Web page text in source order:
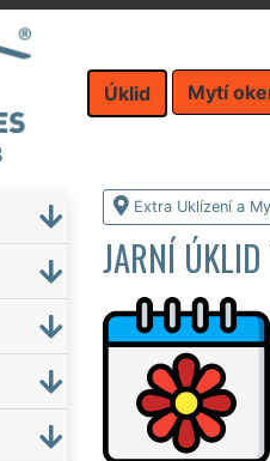
Úklid Mytí
Extra Uklízení a
JARNÍ